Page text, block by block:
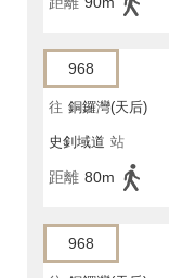
968
往 銅鑼灣(天后)
史釗域道 站
距離 80m
968